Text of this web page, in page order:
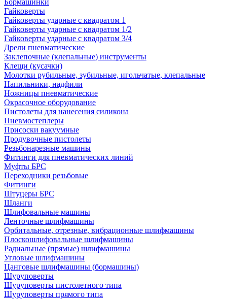
Бормашинки
Гайковерты
Гайковерты ударные с квадратом 1
Гайковерты ударные с квадратом 1/2
Гайковерты ударные с квадратом 3/4
Дрели пневматические
Заклепочные (клепальные) инструменты
Клещи (кусачки)
Молотки рубильные, зубильные, игольчатые, клепальные
Напильники, надфили
Ножницы пневматические
Окрасочное оборудование
Пистолеты для нанесения силикона
Пневмостеплеры
Присоски вакуумные
Продувочные пистолеты
Резьбонарезные машины
Фитинги для пневматических линий
Муфты БРС
Переходники резьбовые
Фитинги
Штуцеры БРС
Шланги
Шлифовальные машины
Ленточные шлифмашины
Орбитальные, отрезные, вибрационные шлифмашины
Плоскошлифовальные шлифмашины
Радиальные (прямые) шлифмашины
Угловые шлифмашины
Цанговые шлифмашины (бормашины)
Шуруповерты
Шуруповерты пистолетного типа
Шуруповерты прямого типа